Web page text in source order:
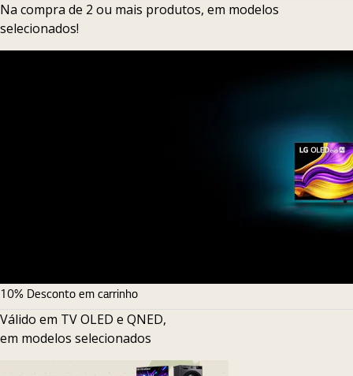
Na compra de 2 ou mais produtos, em modelos
selecionados!
10% Desconto em carrinho
Válido em TV OLED e QNED,
em modelos selecionados